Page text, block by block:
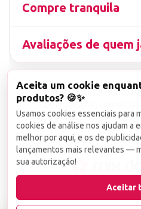
Compre tranquila
Avaliações de quem
▤ CNPJ13.851.519/0001-
de imagens ou conteúdos
viola a Lei de Direitos
Infrações serão denunciadas
Aceita um cookie
produtos? 🍪✨
Usamos cookies essenciais para
cookies de análise nos ajudam a
melhor por aqui, e os de
lançamentos mais relevantes —
sua autorização!
Aceitar